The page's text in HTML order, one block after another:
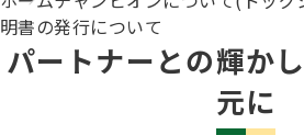
組織概要
血統証明書・各種申請
ドッグショー 競技会スケジュール
犬種紹介
JKC公認資格
JKC公認資格
「資格更新料の自動引落」のご利用
刊行物
お知らせ
明書の発行について
パートナーとの輝か
元に